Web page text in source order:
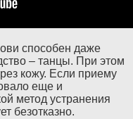
способен даже
– танцы. При этом
кожу. Если приему
еще и
метод устранения
безотказно.